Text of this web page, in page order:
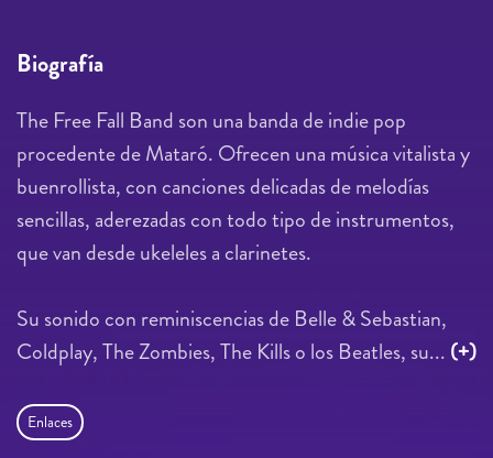
Biografía
The Free Fall Band son una banda de indie pop
procedente de Mataró. Ofrecen una música vitalista y
buenrollista, con canciones delicadas de melodías
sencillas, aderezadas con todo tipo de instrumentos,
que van desde ukeleles a clarinetes.
Su sonido con reminiscencias de Belle & Sebastian,
Coldplay, The Zombies, The Kills o los Beatles, su... (+)
Enlaces